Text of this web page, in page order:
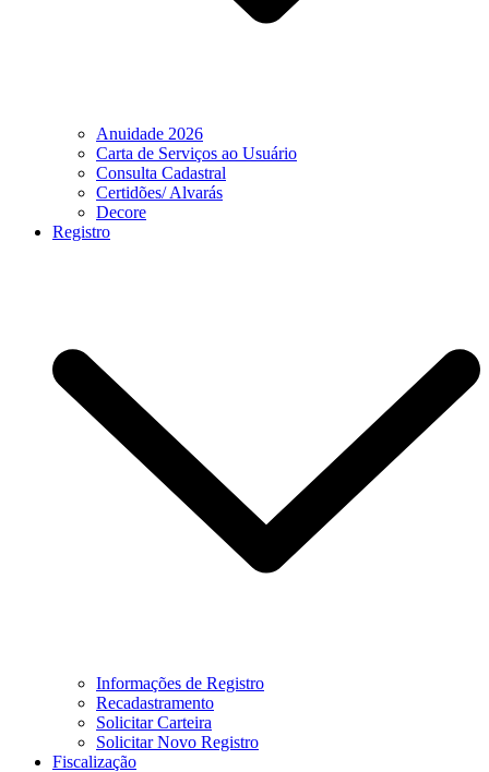
Anuidade 2026
Carta de Serviços ao Usuário
Consulta Cadastral
Certidões/ Alvarás
Decore
Registro
Informações de Registro
Recadastramento
Solicitar Carteira
Solicitar Novo Registro
Fiscalização